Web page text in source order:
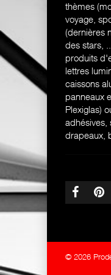
thèmes
voyage,
(dernières
des stars,
produits
lettres
caissons
panneaux
Plexiglas)
adhésives,
drapeaux,
© 2026